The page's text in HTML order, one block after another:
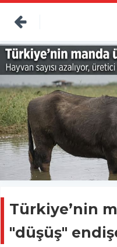
Türkiye’nin
"düşüş"